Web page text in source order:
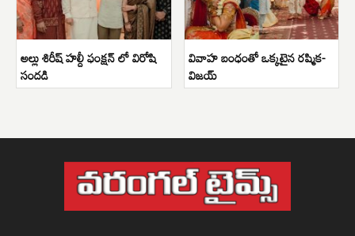
అల్లు శిరీష్ హల్దీ ఫంక్షన్ లో విరోషి
సందడి
వివాహ బంధంతో ఒక్కటైన రష్మిక-
విజయ్